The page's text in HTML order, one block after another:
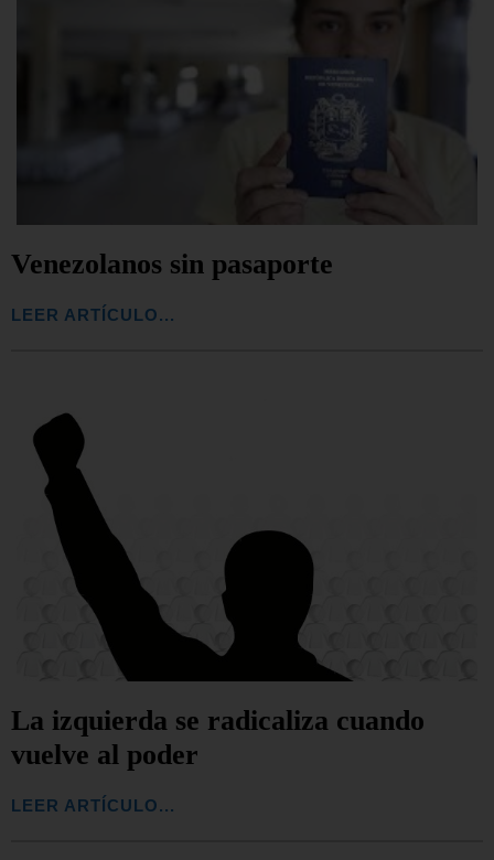
Venezolanos sin pasaporte
LEER ARTÍCULO...
La izquierda se radicaliza cuando
vuelve al poder
LEER ARTÍCULO...